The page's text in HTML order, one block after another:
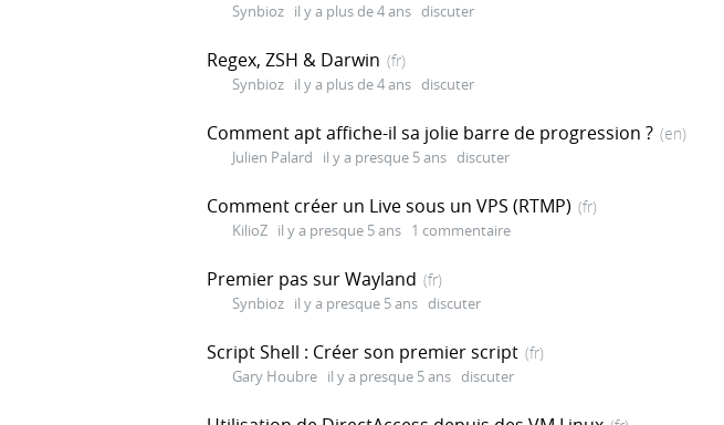
Synbioz il y a plus de 4 ans discuter
Regex, ZSH & Darwin (fr)
Synbioz il y a plus de 4 ans discuter
Comment apt affiche-il sa jolie barre de progression ? (en)
Julien Palard il y a presque 5 ans discuter
Comment créer un Live sous un VPS (RTMP) (fr)
KilioZ il y a presque 5 ans 1 commentaire
Premier pas sur Wayland (fr)
Synbioz il y a presque 5 ans discuter
Script Shell : Créer son premier script (fr)
Gary Houbre il y a presque 5 ans discuter